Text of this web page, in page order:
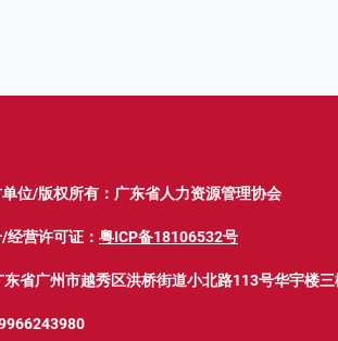
位/版权所有：广东省人力资源管理协会
经营许可证： 粤ICP备18106532号
东省广州市越秀区洪桥街道小北路113号华宇楼三